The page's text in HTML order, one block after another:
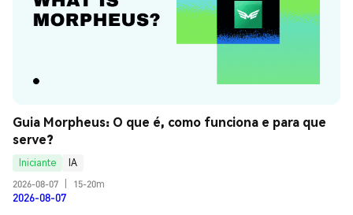
Guia Morpheus: O que é, como funciona e para que
serve?
Iniciante
IA
2026-08-07
15-20m
2026-08-07